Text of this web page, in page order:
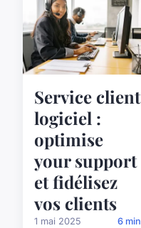
Service client
logiciel :
optimise
your support
et fidélisez
vos clients
1 mai 2025 6 min